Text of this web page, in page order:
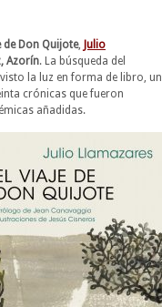
de Don Quijote, Julio
Azorín. La búsqueda del
la luz en forma de libro, un
crónicas que fueron
añadidas.